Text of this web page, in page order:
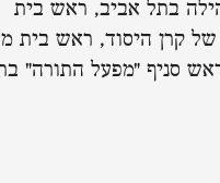
בתל אביב, ראש בית
של קרן היסוד, ראש בית
סניף "מפעל התורה"